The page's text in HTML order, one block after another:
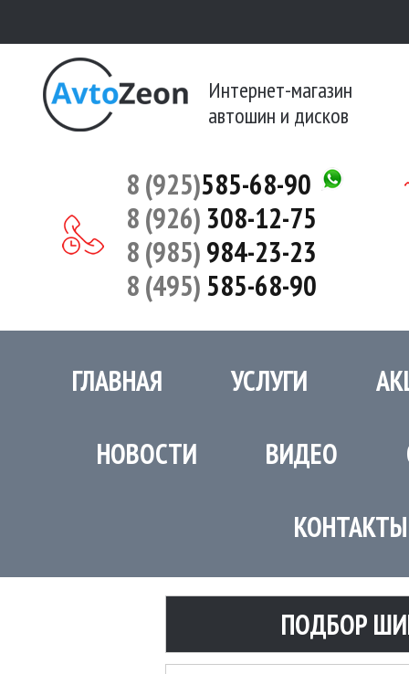
Интернет-магазин
автошин и дисков
8 (925)585-68-90
8 (926) 308-12-75
8 (985)984-23-23
8 (495)585-68-90
ГЛАВНАЯ УСЛУГИ
НОВОСТИ ВИДЕО
КОНТАКТЫ
ПОДБОР